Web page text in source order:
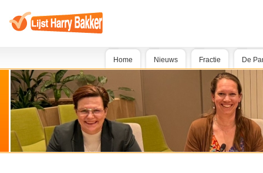
Home Nieuws Fractie De